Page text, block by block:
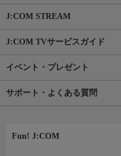
J:COM STREAM
J:COM TVサービスガイド
イベント・プレゼント
サポート・よくある質問
Fun! J:COM